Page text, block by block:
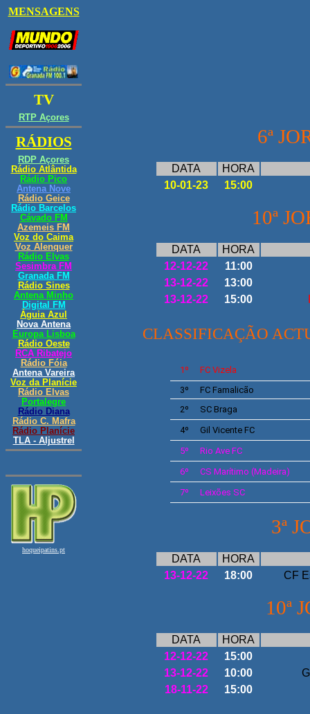
6ª
DATA
HORA
10-01-23
15:00
10ª
DATA
HORA
12-12-22
11:00
13-12-22
13:00
13-12-22
15:00
CLASSIFICAÇÃO
1º
FC Vizela
3º
FC Famalicão
2º
SC Braga
4º
Gil VicenteFC
5º
Rio AveFC
6º
CS Marítimo (Madeira)
7º
Leixões SC
3ª
DATA
HORA
13-12-22
18:00 CF
10ª
DATA
HORA
12-12-22
15:00
13-12-22
10:00
18-11-22
15:00